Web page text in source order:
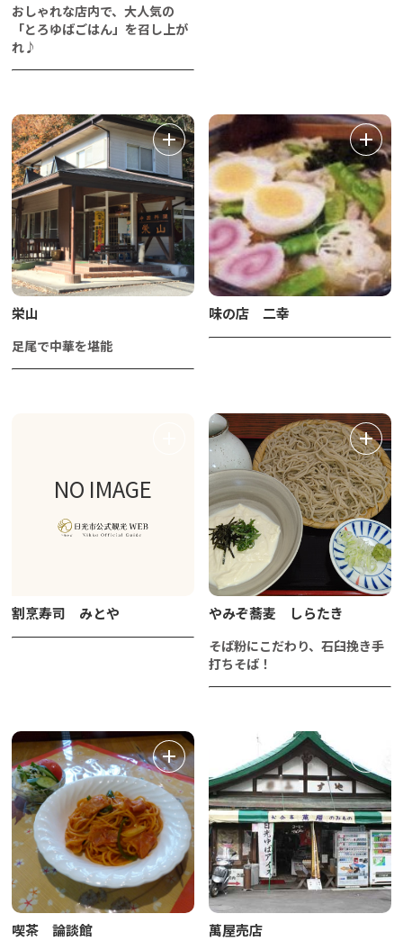
おしゃれな店内で、大人気の
「とろゆばごはん」を召し上が
れ♪
栄山
足尾で中華を堪能
味の店 二幸
NO IMAGE
割烹寿司 みとや やみぞ蕎麦 しらたき
そば粉にこだわり、石臼挽き手
打ちそば！
喫茶 論談館 萬屋売店